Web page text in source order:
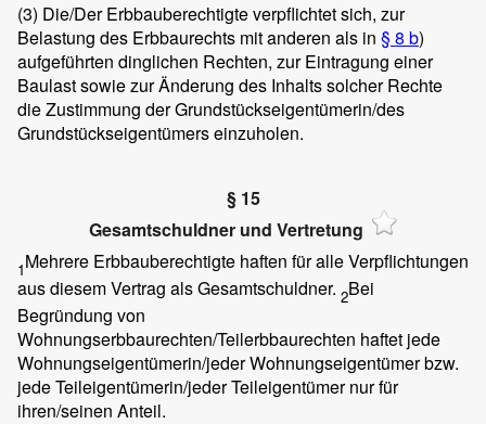
(3) Die/Der Erbbauberechtigte verpflichtet sich, zur
Belastung des Erbbaurechts mit anderen als in § 8 b)
aufgeführten dinglichen Rechten, zur Eintragung einer
Baulast sowie zur Änderung des Inhalts solcher Rechte
die Zustimmung der Grundstückseigentümerin/des
Grundstückseigentümers einzuholen.
§ 15
Gesamtschuldner und Vertretung
1Mehrere Erbbauberechtigte haften für alle Verpflichtungen
aus diesem Vertrag als Gesamtschuldner. 2Bei
Begründung von
Wohnungserbbaurechten/Teilerbbaurechten haftet jede
Wohnungseigentümerin/jeder Wohnungseigentümer bzw.
jede Teileigentümerin/jeder Teileigentümer nur für
ihren/seinen Anteil.